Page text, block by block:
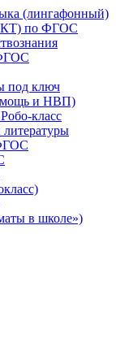
(лингафонный)
по ФГОС
под ключ
и НВП)
класс
литературы
в школе»)